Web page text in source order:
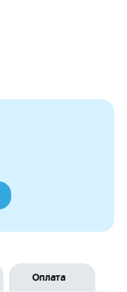
Оплата